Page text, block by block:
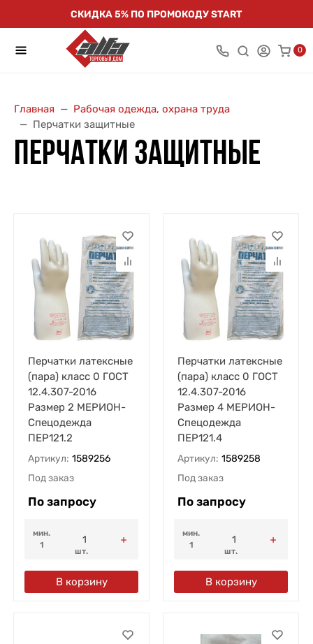
СКИДКА 5% ПО ПРОМОКОДУ START
0
Главная
Рабочая одежда, охрана труда
Перчатки защитные
ПЕРЧАТКИ ЗАЩИТНЫЕ
Перчатки латексные
(пара) класс 0 ГОСТ
12.4.307-2016
Размер 2 МЕРИОН-
Спецодежда
ПЕР121.2
Артикул: 1589256
Под заказ
По запросу
мин.
1
шт.
В корзину
Перчатки латексные
(пара) класс 0 ГОСТ
12.4.307-2016
Размер 4 МЕРИОН-
Спецодежда
ПЕР121.4
Артикул: 1589258
Под заказ
По запросу
мин.
1
шт.
В корзину